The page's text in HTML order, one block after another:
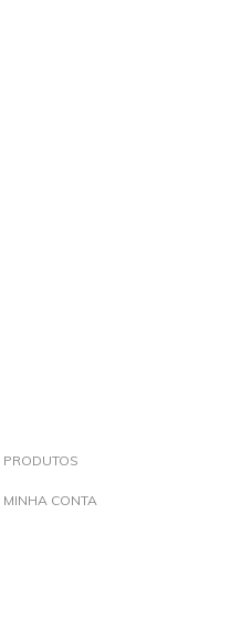
PRODUTOS
MINHA CONTA